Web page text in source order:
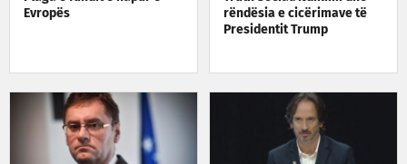
Evropës
rëndësia e cicërimave të
Presidentit Trump